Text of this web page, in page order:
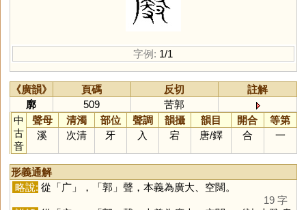
字例: 1/1
《廣韻》 頁碼 反切
註解
廓
509
苦郭
中
古
音
聲母 清濁 部位 聲調 韻攝 韻目 開合
等第
溪
次清 牙 入 宕 唐/鐸 合 一
形義通解
略說: 從「广」，「郭 」聲，本義為廣大、空闊。
19 字